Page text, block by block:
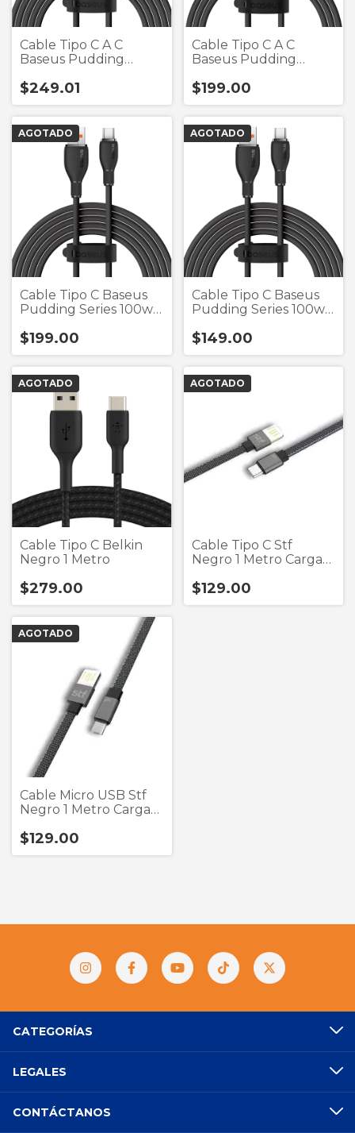
Cable Tipo C A C
Baseus Pudding
$249.01
Cable Tipo C A C
Baseus Pudding
$199.00
AGOTADO
Cable Tipo C Baseus
Pudding Series 100w
$199.00
AGOTADO
Cable Tipo C Baseus
Pudding Series 100w
$149.00
AGOTADO
Cable Tipo C Belkin
Negro 1 Metro
$279.00
AGOTADO
Cable Tipo C Stf
Negro 1 Metro Carga
$129.00
AGOTADO
Cable Micro USB Stf
Negro 1 Metro Carga
$129.00
CATEGORÍAS
LEGALES
CONTÁCTANOS